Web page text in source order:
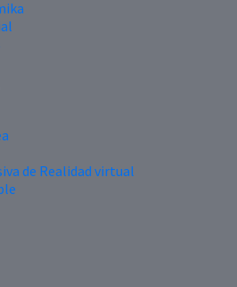
de Realidad virtual